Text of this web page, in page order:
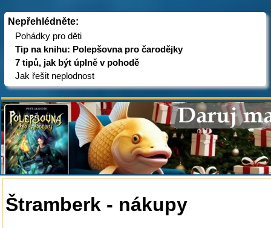
Nepřehlédněte:
Pohádky pro děti
Tip na knihu: Polepšovna pro čarodějky
7 tipů, jak být úplně v pohodě
Jak řešit neplodnost
Štramberk - nákupy